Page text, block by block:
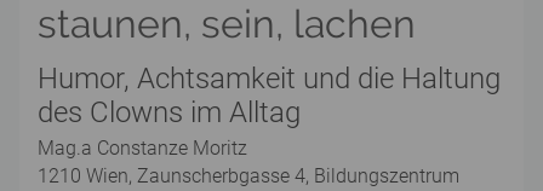
staunen, sein, lachen
Humor, Achtsamkeit und die Haltung
des Clowns im Alltag
Mag.a Constanze Moritz
1210 Wien, Zaunscherbgasse 4, Bildungszentrum